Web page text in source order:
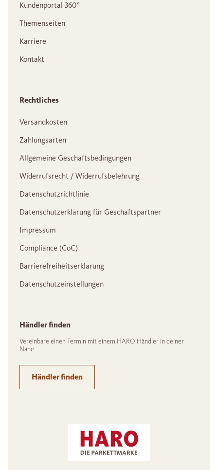
Kundenportal 360°
Themenseiten
Karriere
Kontakt
Rechtliches
Versandkosten
Zahlungsarten
Allgemeine Geschäftsbedingungen
Widerrufsrecht / Widerrufsbelehrung
Datenschutzrichtlinie
Datenschutzerklärung für Geschäftspartner
Impressum
Compliance (CoC)
Barrierefreiheitserklärung
Datenschutzeinstellungen
Händler finden
Vereinbare einen Termin mit einem HARO Händler in deiner
Nähe.
Händler finden